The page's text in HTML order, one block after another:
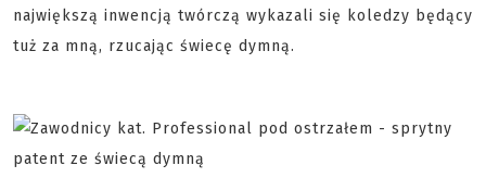
największą inwencją twórczą wykazali się koledzy będący
tuż za mną, rzucając świecę dymną.